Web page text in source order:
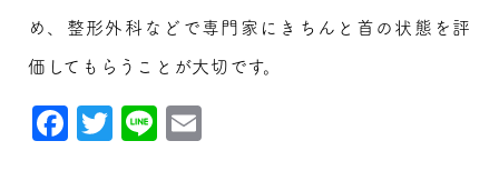
め、整形外科などで専門家にきちんと首の状態を評
価してもらうことが大切です。
Facebook
Twitter
Line